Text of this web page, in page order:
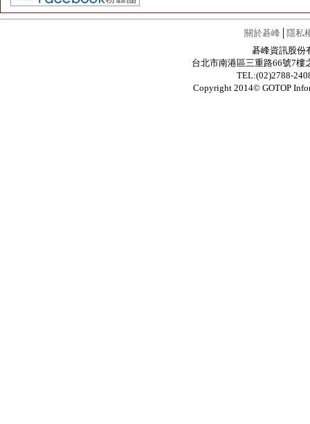
關於碁峰
隱私
碁峰資訊股份
台北市南港區三重路66號7樓
TEL:(02)2788-
Copyright 2014© GOTOP